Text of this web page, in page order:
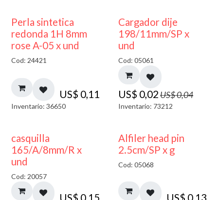
Perla sintetica
redonda 1H 8mm
rose A-05 x und
Cod: 24421
US$ 0,11
Inventario: 36650
50% DESCUENTO
Cargador dije
198/11mm/SP x
und
Cod: 05061
US$ 0,02US$0,04
Inventario: 73212
casquilla
165/A/8mm/R x
und
Cod: 20057
US$ 0,15
Alfiler head pin
2.5cm/SP x g
Cod: 05068
US$ 0,13